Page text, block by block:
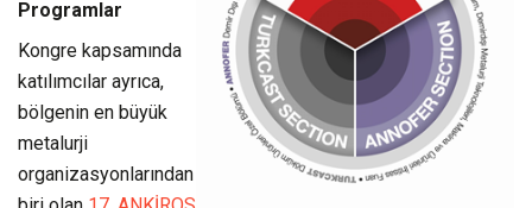
Programlar
Kongre kapsamında
katılımcılar ayrıca,
bölgenin en büyük
metalurji
organizasyonlarından